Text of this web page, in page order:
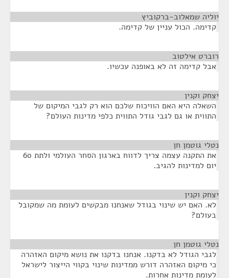
יוליה שמאלוב-ברקוביץ
קדימה. הכול עניין של קדימה.
רוברט אילטוב
אבל קדימה זה לא באופנה עכשיו.
יצחק וקנין
השאלה היא האם הוויכוח שלכם הוא רק לגבי המיקום של
התווית או גם לגבי גודל התווית כלפי מדינות העולם?
נטלי גוטמן חן
את התקנה עצמה צריך לדווח בארגון הסחר העולמי ולתת 60
יום למדינות להגיב.
יצחק וקנין
לא. האם יש שינוי בגודל שאנחנו מבקשים לעומת מה שמקובל
בעולם?
נטלי גוטמן חן
לגבי הגודל לא בדקנו. אנחנו בדקנו את נושא מיקום האזהרה
כי מיקום האזהרה דורש ממדינות שינוי בקווי הייצור לישראל
לעומת מדינות אחרות.